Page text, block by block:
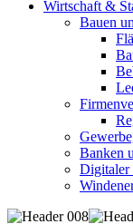
Wirtschaft &
Bauen
Banken
Digitaler